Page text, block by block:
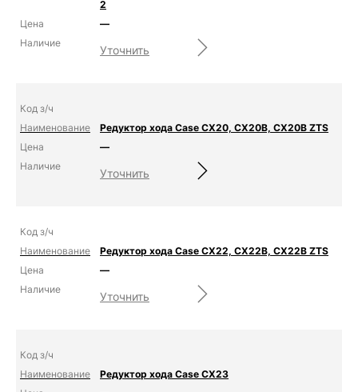
2
—
Уточнить
Редуктор хода Case CX20, CX20B, CX20B ZTS
—
Уточнить
Редуктор хода Case CX22, CX22B, CX22B ZTS
—
Уточнить
Редуктор хода Case CX23